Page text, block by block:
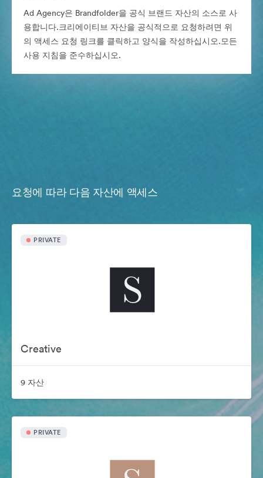
Ad Agency은 Brandfolder을 공식 브랜드 자산의 소스로 사
용합니다.크리에이티브 자산을 공식적으로 요청하려면 위
의 액세스 요청 링크를 클릭하고 양식을 작성하십시오.모든
사용 지침을 준수하십시오.
요청에 따라 다음 자산에 액세스
PRIVATE
Creative
9 자산
PRIVATE